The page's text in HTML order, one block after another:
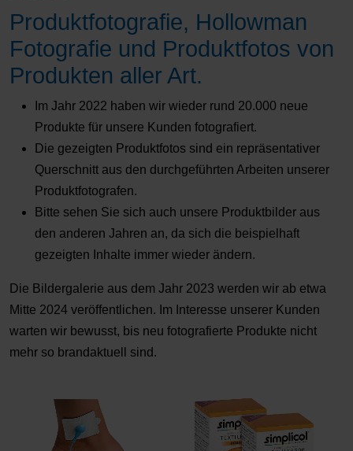
Produktfotografie, Hollowman
Fotografie und Produktfotos von
Produkten aller Art.
Im Jahr 2022 haben wir wieder rund 20.000 neue
Produkte für unsere Kunden fotografiert.
Die gezeigten Produktfotos sind ein repräsentativer
Querschnitt aus den durchgeführten Arbeiten unserer
Produktfotografen.
Bitte sehen Sie sich auch unsere Produktbilder aus
den anderen Jahren an, da sich die beispielhaft
gezeigten Inhalte immer wieder ändern.
Die Bildergalerie aus dem Jahr 2023 werden wir ab etwa
Mitte 2024 veröffentlichen. Im Interesse unserer Kunden
warten wir bewusst, bis neu fotografierte Produkte nicht
mehr so brandaktuell sind.